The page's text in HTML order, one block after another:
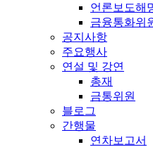
언론보도해
금융통화위
공지사항
주요행사
연설 및 강연
총재
금통위원
블로그
간행물
연차보고서